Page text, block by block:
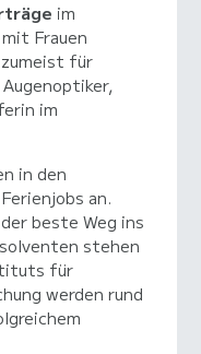
im
Frauen
für
im
in den
an.
beste Weg ins
stehen
für
werden rund